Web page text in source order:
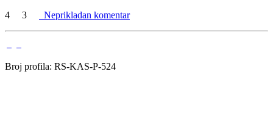
4
3 Neprikladan komentar
Broj profila: RS-KAS-P-524